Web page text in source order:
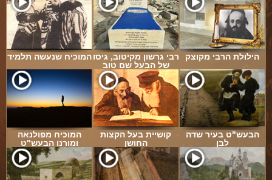
המוכיח שנעשה תלמיד רבי גרשון מקיטוב, גיסו
של הבעל שם טוב
הילולת הרבי מקוצק
המוכיח מפולנאה
ומורנו הבעש"ט
קושיית בעל הקצות
החושן
הבעש"ט בעיר שדה
לבן